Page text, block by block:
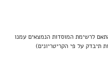
לרשימת המוסדות הנמצאים עמנו